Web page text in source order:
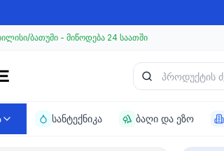
ბათუმი - მიწოდება 24 საათში
პროდუქტის ძებნა
სანტექნიკა ბაღი და ეზო